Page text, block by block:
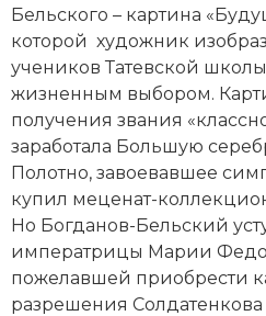
Бельского – картина
которой художник
учеников Татевской
жизненным выбором.
получения звания
заработала Большую
Полотно, завоевавшее
купил меценат-
Но Богданов-Бельский
императрицы Марии
пожелавшей приобрести
разрешения